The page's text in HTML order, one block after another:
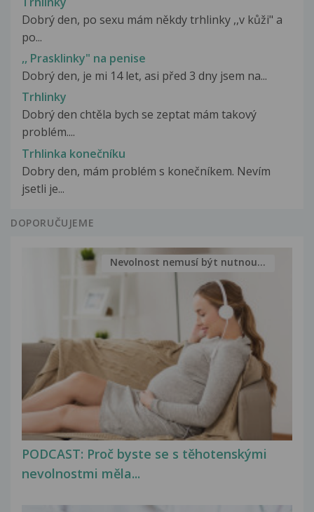
Dobrý den, po sexu mám někdy trhlinky ,,v kůži" a
po...
,, Prasklinky" na penise
Dobrý den, je mi 14 let, asi před 3 dny jsem na...
Trhlinky
Dobrý den chtěla bych se zeptat mám takový
problém....
Trhlinka konečníku
Dobry den, mám problém s konečníkem. Nevím
jsetli je...
DOPORUČUJEME
PODCAST: Proč byste se s těhotenskými
nevolnostmi měla...
Nevolnost nemusí být nutnou...